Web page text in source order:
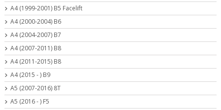
A4 (1999-2001) B5 Facelift
A4 (2000-2004) B6
A4 (2004-2007) B7
A4 (2007-2011) B8
A4 (2011-2015) B8
A4 (2015 - ) B9
A5 (2007-2016) 8T
A5 (2016 - ) F5